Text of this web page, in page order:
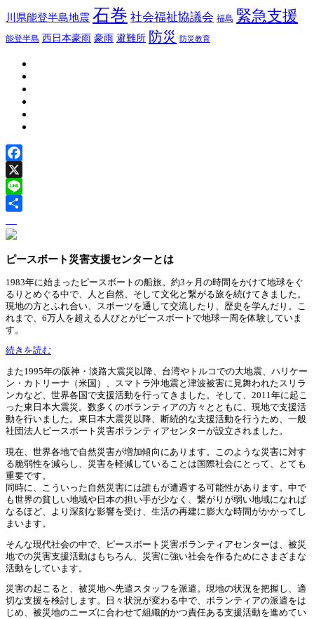
川県能登半島地震 石巻 社会福祉協議会 福島 緊急支援
能登半島 西日本豪雨 豪雨 避難所 防災 防災教育
Facebook
X
Line
ピースボート災害支援センターとは
1983年に始まったピースボートの船旅。約3ヶ月の時間をかけて地球をぐ
るりとめぐる中で、人と自然、そして文化と繋がる旅を続けてきました。
現地の方とふれ合い、スポーツを通して交流したり、歴史を学んだり。こ
れまで、6万人を超える人びとがピースボートで地球一周を体験していま
す。
続きを読む
また1995年の阪神・淡路大震災以降、台湾やトルコでの大地震、ハリケー
ン・カトリーナ（米国）、スマトラ沖地震と津波被害に見舞われたスリラ
ンカなど、世界各国で支援活動を行ってきました。そして、2011年に起こ
った東日本大震災。数多くのボランティアの方々とともに、現地で支援活
動を行いました。東日本大震災以降、断続的な支援活動を行うため、一般
社団法人ピースボート災害ボランティアセンターが設立されました。
現在、世界各地で自然災害が増加傾向にあります。このような災害に対す
る脆弱性を減らし、災害を軽減していることは国際社会にとって、とても
重要です。
同時に、こういった自然災害には誰もが遭遇する可能性があります。中で
も世界の貧しい地域や日本の担い手が少なく、繋がりが弱い地域になれば
なるほど、より深刻な影響を受け、生活の再建に膨大な時間がかかってし
まいます。
そんな現代社会の中で、ピースボート災害ボランティアセンターは、被災
地での災害支援活動はもちろん、災害に強い社会を作るためにさまざまな
活動をしています。
災害の起こると、被災地へ先遣スタッフを派遣。現地の状況を把握し、適
切な支援を検討します。日々状況が変わる中で、ボランティアの派遣をは
じめ、被災地のニーズに合わせて組織的かつ責任ある支援活動を進めてい